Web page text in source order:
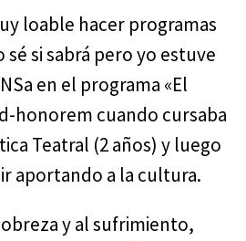
loable hacer programas
si sabrá pero yo estuve
en el programa «El
honorem cuando cursaba
Teatral (2 años) y luego
aportando a la cultura.
y al sufrimiento,